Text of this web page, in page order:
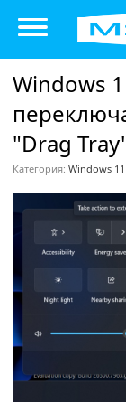
Windows
"Drag
Категория: Windows 11